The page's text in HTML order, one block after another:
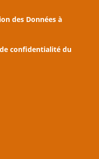
des Données à
confidentialité du